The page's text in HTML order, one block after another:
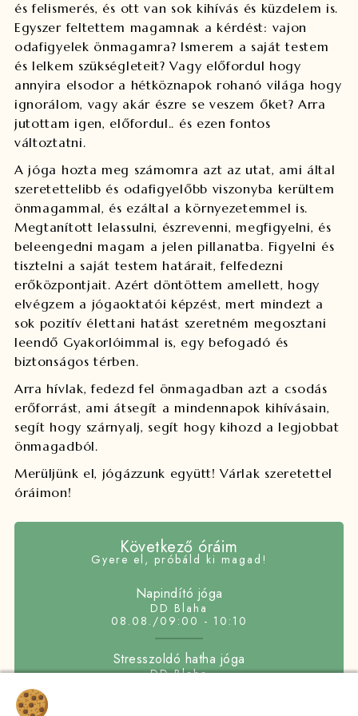
és felismerés, és ott van sok kihívás és küzdelem is.
Egyszer feltettem magamnak a kérdést: vajon
odafigyelek önmagamra? Ismerem a saját testem
és lelkem szükségleteit? Vagy előfordul hogy
annyira elsodor a hétköznapok rohanó világa hogy
ignorálom, vagy akár észre se veszem őket? Arra
jutottam igen, előfordul.. és ezen fontos
változtatni.
A jóga hozta meg számomra azt az utat, ami által
szeretettelibb és odafigyelőbb viszonyba kerültem
önmagammal, és ezáltal a környezetemmel is.
Megtanított lelassulni, észrevenni, megfigyelni, és
beleengedni magam a jelen pillanatba. Figyelni és
tisztelni a saját testem határait, felfedezni
erőközpontjait.Azért döntöttem amellett, hogy
elvégzem a jógaoktatói képzést, mert mindezt a
sok pozitív élettani hatást szeretném megosztani
leendő Gyakorlóimmal is, egy befogadó és
biztonságos térben.
Arra hívlak, fedezd fel önmagadban azt a csodás
erőforrást, ami átsegít a mindennapok kihívásain,
segít hogy szárnyalj, segít hogy kihozd a legjobbat
önmagadból.
Merüljünk el, jógázzunk együtt! Várlak szeretettel
óráimon!
Következő óráim
Gyere el, próbáld ki magad!
Napindító jóga
DD Blaha
08.08./09:00 - 10:10
Stresszoldó hatha jóga
DD Blaha